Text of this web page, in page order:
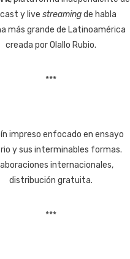
y live streamingde habla
más grande de Latinoamérica
creada por Olallo Rubio.
***
impreso enfocado en ensayo
y sus interminables formas.
internacionales,
distribución gratuita.
***